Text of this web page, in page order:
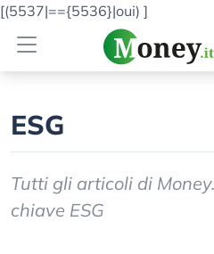
[(5537|=={5536}|oui) ]
ESG
Tutti gli articoli di
chiave ESG